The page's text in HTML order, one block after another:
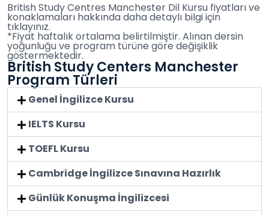
British Study Centres Manchester Dil Kursu fiyatları ve
konaklamaları hakkında daha detaylı bilgi için
tıklayınız.
*Fiyat haftalık ortalama belirtilmiştir. Alınan dersin
yoğunluğu ve program türüne göre değişiklik
göstermektedir.
British Study Centers Manchester
Program Türleri
Genel İngilizce Kursu
IELTS Kursu
TOEFL Kursu
Cambridge İngilizce Sınavına Hazırlık
Günlük Konuşma İngilizcesi